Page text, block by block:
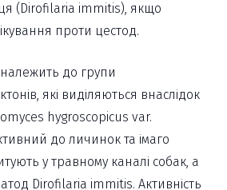
(Dirofilaria immitis), якщо
проти цестод.
до групи
які виділяються внаслідок
hygroscopicus var.
до личинок та імаго
у травному каналі собак, а
Dirofilaria immitis. Активність